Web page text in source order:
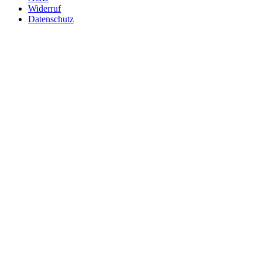
Widerruf
Datenschutz